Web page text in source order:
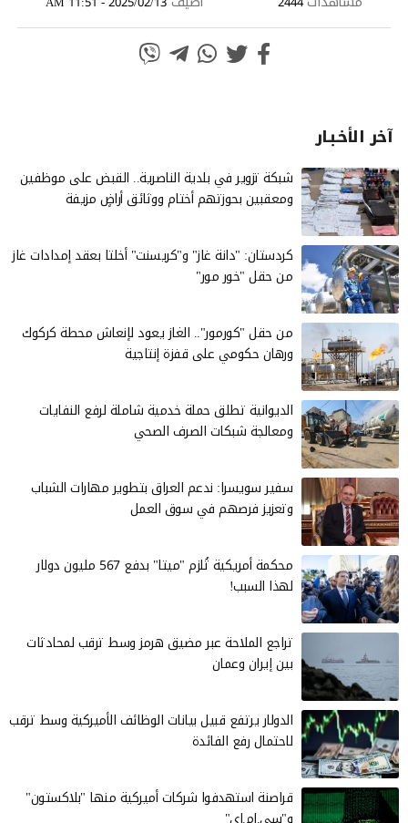
آخر الأخـبـار
شبكة تزوير في بلدية الناصرية.. القبض على موظفين
ومعقبين بحوزتهم أختام ووثائق أراضٍ مزيفة
كردستان: "دانة غاز" و"كريسنت" أخلتا بعقد إمدادات غاز
من حقل "خور مور"
من حقل "كورمور".. الغاز يعود لإنعاش محطة كركوك
ورهان حكومي على قفزة إنتاجية
الديوانية تطلق حملة خدمية شاملة لرفع النفايات
ومعالجة شبكات الصرف الصحي
سفير سويسرا: ندعم العراق بتطوير مهارات الشباب
وتعزيز فرصهم في سوق العمل
محكمة أمريكية تُلزم "ميتا" بدفع 567 مليون دولار
لهذا السبب!
تراجع الملاحة عبر مضيق هرمز وسط ترقب لمحادثات
بين إيران وعمان
الدولار يرتفع قبيل بيانات الوظائف الأميركية وسط ترقب
لاحتمال رفع الفائدة
قراصنة استهدفوا شركات أميركية منها "بلاكستون"